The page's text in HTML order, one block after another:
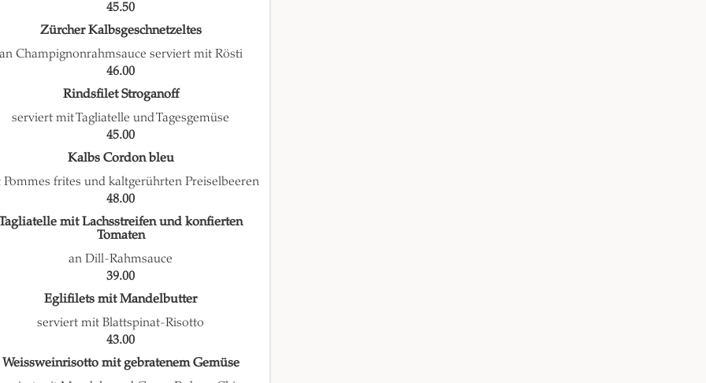
45.50
Zürcher Kalbsgeschnetzeltes
an Champignonrahmsauce serviert mit Rösti
46.00
Rindsfilet Stroganoff
serviert mit Tagliatelle und Tagesgemüse
45.00
Kalbs Cordon bleu
frites und kaltgerührten Preiselbeeren
48.00
mit Lachsstreifen und konfierten
Tomaten
an Dill-Rahmsauce
39.00
Eglifilets mit Mandelbutter
serviert mit Blattspinat-Risotto
43.00
Weissweinrisotto mit gebratenem Gemüse